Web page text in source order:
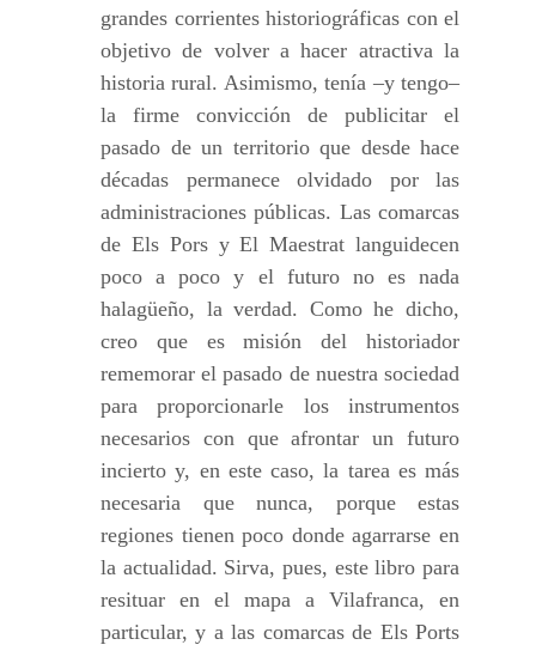
grandes corrientes historiográficas con el
objetivo de volver a hacer atractiva la
historia rural. Asimismo, tenía –y tengo–
la firme convicción de publicitar el
pasado de un territorio que desde hace
décadas permanece olvidado por las
administraciones públicas. Las comarcas
de Els Pors y El Maestrat languidecen
poco a poco y el futuro no es nada
halagüeño, la verdad. Como he dicho,
creo que es misión del historiador
rememorar el pasado de nuestra sociedad
para proporcionarle los instrumentos
necesarios con que afrontar un futuro
incierto y, en este caso, la tarea es más
necesaria que nunca, porque estas
regiones tienen poco donde agarrarse en
la actualidad. Sirva, pues, este libro para
resituar en el mapa a Vilafranca, en
particular, y a las comarcas de Els Ports